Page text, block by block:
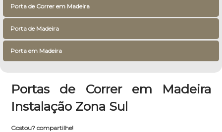
Porta de Correr em Madeira
Porta de Madeira
Porta em Madeira
Portas de Correr em Madeira
Instalação Zona Sul
Gostou? compartilhe!